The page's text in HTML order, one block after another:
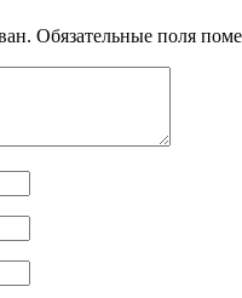
Обязательные поля